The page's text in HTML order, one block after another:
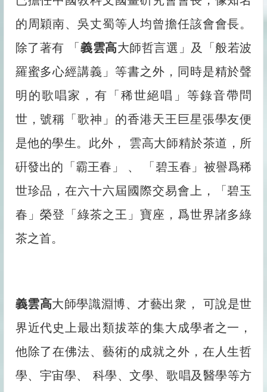
的周穎南、吳丈蜀等人均曾擔任該會會長。
除了著有 「義雲高大師哲言選」及「般若波
羅蜜多心經講義」等書之外，同時是精於聲
明的歌唱家，有「稀世絕唱」等錄音帶問
世，號稱「歌神」的香港天王巨星張學友便
是他的學生。此外， 雲高大師精於茶道，所
硏發出的「霸王春」 、 「碧玉春」被譽爲稀
世珍品，在六十六屆國際交易會上，「碧玉
春」榮登「綠茶之王」寶座，爲世界諸多綠
茶之首。
義雲高大師學識淵博、才藝出衆， 可說是世
界近代史上最出類拔萃的集大成學者之一，
他除了在佛法、藝術的成就之外，在人生哲
學、宇宙學、 科學、文學、歌唱及醫學等方